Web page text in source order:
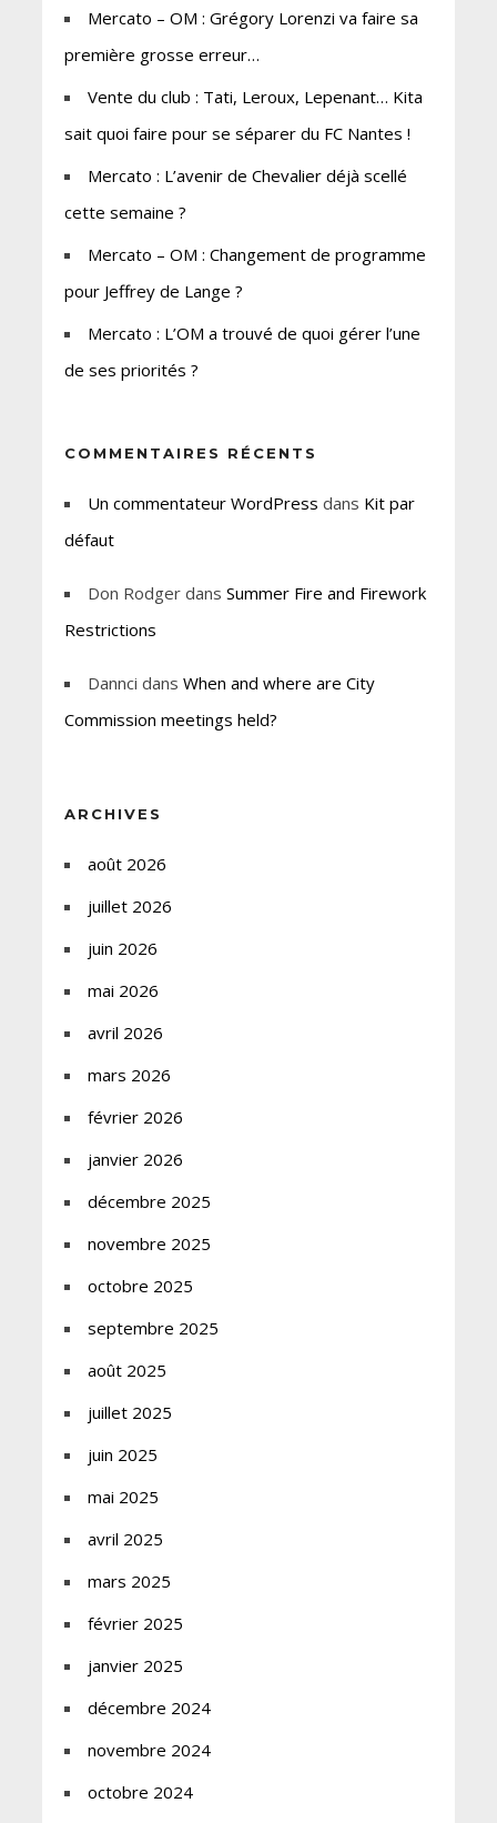
Mercato – OM : Grégory Lorenzi va faire sa
première grosse erreur…
Vente du club : Tati, Leroux, Lepenant… Kita
sait quoi faire pour se séparer du FC Nantes !
Mercato : L’avenir de Chevalier déjà scellé
cette semaine ?
Mercato – OM : Changement de programme
pour Jeffrey de Lange ?
Mercato : L’OM a trouvé de quoi gérer l’une
de ses priorités ?
COMMENTAIRES RÉCENTS
Un commentateur WordPress dans Kit par
défaut
Don Rodgerdans Summer Fire and Firework
Restrictions
Dannci dans When and where are City
Commission meetings held?
ARCHIVES
août 2026
juillet 2026
juin 2026
mai 2026
avril 2026
mars 2026
février 2026
janvier 2026
décembre 2025
novembre 2025
octobre 2025
septembre 2025
août 2025
juillet 2025
juin 2025
mai 2025
avril 2025
mars 2025
février 2025
janvier 2025
décembre 2024
novembre 2024
octobre 2024